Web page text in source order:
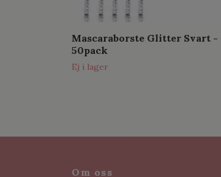
Mascaraborste Glitter Svart -
50pack
Ej i lager
Om oss